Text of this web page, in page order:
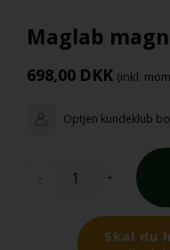
Maglab
698,00 DKK (inkl.
Optjen kundeklub
- +
Skal du